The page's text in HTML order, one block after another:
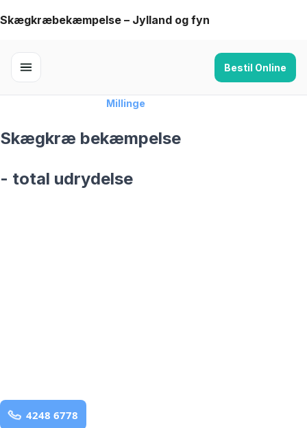
Skip
content
Skægkræbekæmpelse – Jylland og fyn
Bestil Online
Millinge
Skægkræ bekæmpelse
- total udrydelse